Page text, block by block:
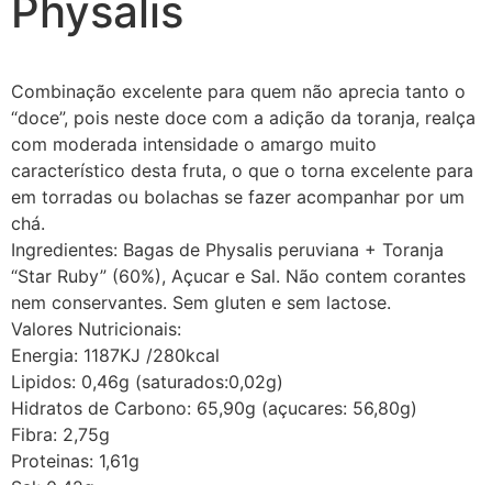
Physalis
Combinação excelente para quem não aprecia tanto o
“doce”, pois neste doce com a adição da toranja, realça
com moderada intensidade o amargo muito
característico desta fruta, o que o torna excelente para
em torradas ou bolachas se fazer acompanhar por um
chá.
Ingredientes: Bagas de Physalis peruviana + Toranja
“Star Ruby” (60%), Açucar e Sal. Não contem corantes
nem conservantes. Sem gluten e sem lactose.
Valores Nutricionais:
Energia: 1187KJ /280kcal
Lipidos: 0,46g (saturados:0,02g)
Hidratos de Carbono: 65,90g (açucares: 56,80g)
Fibra: 2,75g
Proteinas: 1,61g